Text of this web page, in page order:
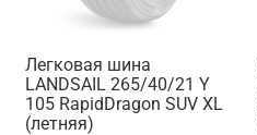
Легковая шина
LANDSAIL 265/40/21 Y
105 RapidDragon SUV XL
(летняя)